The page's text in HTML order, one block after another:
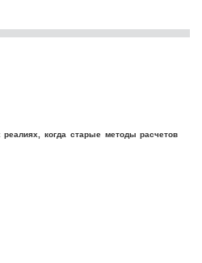
когда старые методы расчетов